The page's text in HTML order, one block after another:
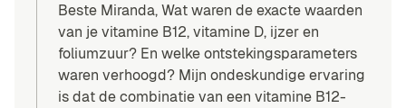
Beste Miranda, Wat waren de exacte waarden
van je vitamine B12, vitamine D, ijzeren
foliumzuur? En welke ontstekingsparameters
waren verhoogd? Mijn ondeskundige ervaring
is dat de combinatie van een vitamine B12-